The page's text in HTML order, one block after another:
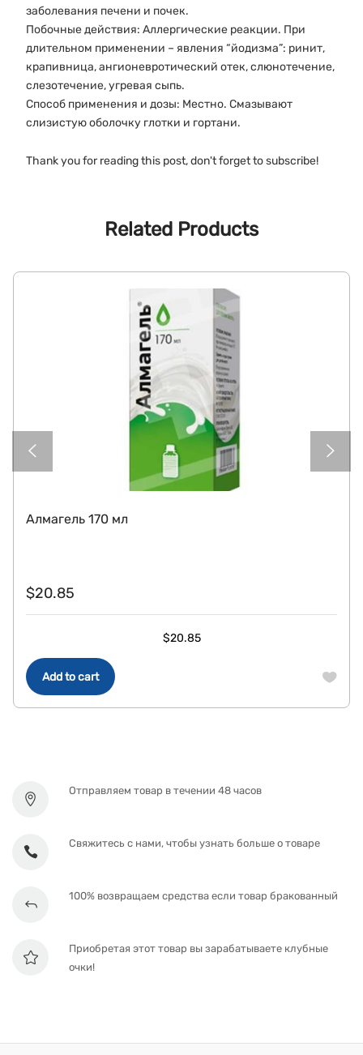
заболевания печени и почек.
Побочные действия: Аллергические реакции. При
длительном применении – явления “йодизма”: ринит,
крапивница, ангионевротический отек, слюнотечение,
слезотечение, угревая сыпь.
Способ применения и дозы: Местно. Смазывают
слизистую оболочку глотки и гортани.
Thank you for reading this post, don't forget to subscribe!
Related Products
Add to cart
Алмагель 170 мл
$20.85
$20.85
Отправляем товар в течении 48 часов
Свяжитесь с нами, чтобы узнать больше о товаре
100% возвращаем средства если товар бракованный
Приобретая этот товар вы зарабатываете клубные
очки!